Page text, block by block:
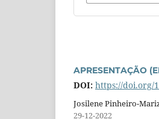
APRESENTAÇÃO
DOI: https://doi.org/
Josilene Pinheiro-
29-12-2022